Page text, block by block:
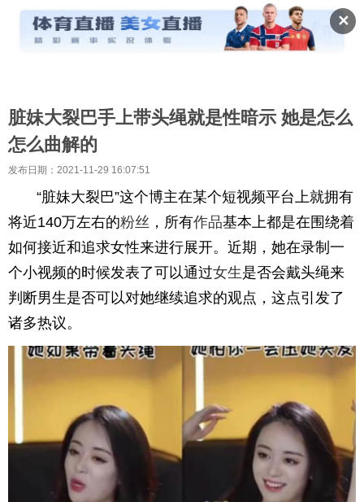
✕
脏妹大裂巴手上带头绳就是性暗示 她是怎么
怎么曲解的
发布日期：2021-11-29 16:07:51
“脏妹大裂巴”这个博主在某个短视频平台上就拥有
将近140万左右的粉丝 ，所有作品基本上都是在围绕着
如何接近和追求女性来进行展开。近期，她在录制一
个小视频的时候发表了可以通过女生是否会戴头绳来
判断男生是否可以对她继续追求的观点，这点引发了
诸多热议。